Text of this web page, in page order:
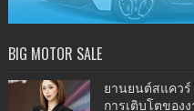
BIG MOTOR SALE
ยานยนต์สแควร์
การเติบโตของ